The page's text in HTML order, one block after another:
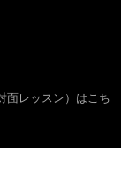
面レッスン）はこち